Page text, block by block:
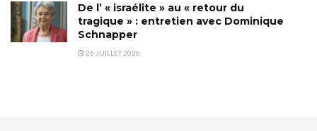
De l’ « israélite » au « retour du
tragique » : entretien avec Dominique
Schnapper
26 JUILLET 2026